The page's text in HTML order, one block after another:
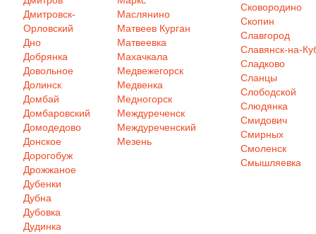
Дмитровск-
Орловский
Дно
Добрянка
Довольное
Долинск
Домбай
Домбаровский
Домодедово
Донское
Дорогобуж
Дрожжаное
Дубенки
Дубна
Дубовка
Дудинка
Маслянино
Матвеев Курган
Матвеевка
Махачкала
Медвежегорск
Медвенка
Медногорск
Междуреченск
Междуреченский
Мезень
Сковородино
Скопин
Славгород
Славянск-на-
Сладково
Сланцы
Слободской
Слюдянка
Смидович
Смирных
Смоленск
Смышляевка